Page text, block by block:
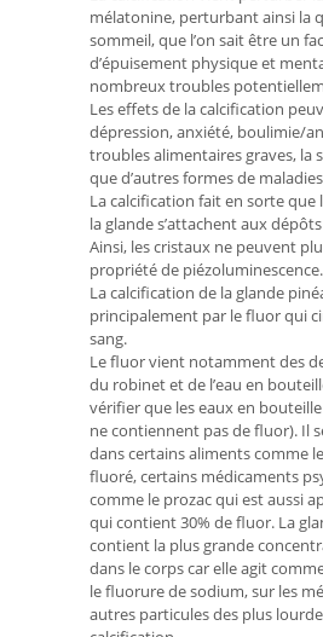
mélatonine, perturbant ainsi la
sommeil, que l’on sait être un
d’épuisement physique et
nombreux troubles
Les effets de la calcification
dépression, anxiété, boulimie/
troubles alimentaires graves, la
que d’autres formes de
La calcification fait en sorte que
la glande s’attachent aux
Ainsi, les cristaux ne peuvent
propriété de piézoluminescence.
La calcification de la glande
principalement par le fluor qui
sang.
Le fluor vient notamment des
du robinet et de l’eau en
vérifier que les eaux en
ne contiennent pas de fluor). Il
dans certains aliments comme
fluoré, certains médicaments
comme le prozac qui est aussi
qui contient 30% de fluor. La
contient la plus grande
dans le corps car elle agit
le fluorure de sodium, sur les
autres particules des plus